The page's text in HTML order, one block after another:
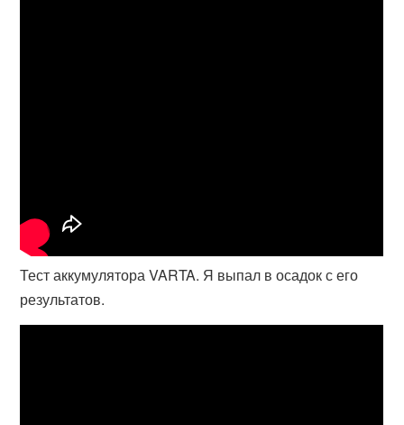
Тест аккумулятора VARTA. Я выпал в осадок с его
результатов.